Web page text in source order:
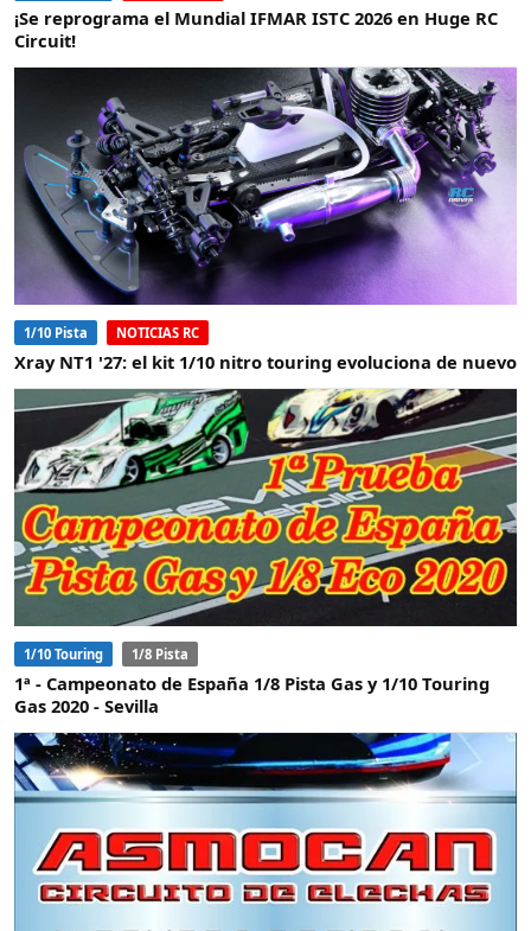
¡Se reprograma el Mundial IFMAR ISTC 2026 en Huge RC
Circuit!
1/10 Pista NOTICIAS RC
Xray NT1 '27: el kit 1/10 nitro touring evoluciona de nuevo
1/10 Touring 1/8 Pista
1ª - Campeonato de España 1/8 Pista Gas y 1/10 Touring
Gas 2020 - Sevilla